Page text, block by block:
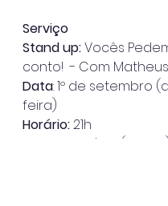
Serviço
Stand up: Vocês
conto!  - Com
Data: 1º de setembro
feira)
Horário: 21h
: R$ 70